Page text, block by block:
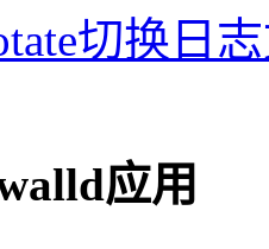
切换日
应用